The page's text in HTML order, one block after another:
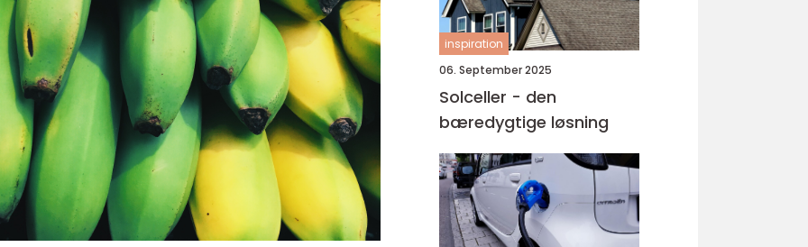
inspiration
06. September 2025
Solceller - den
bæredygtige løsning